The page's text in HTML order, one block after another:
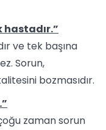
hastadır.”
ve tek başına
Sorun,
bozmasıdır.
zaman sorun